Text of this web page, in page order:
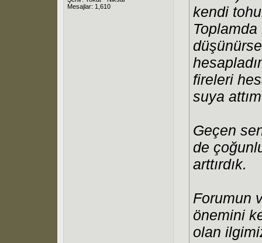
Mesajlar: 1,610
kendi
fireleri
suya
Geçen
de
arttırdık.
Forumun
önemini
olan